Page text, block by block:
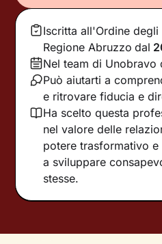
Iscritta all'Ordine
Regione Abruzzo dal
Nel team di Unobravo
Può aiutarti a
e ritrovare fiducia e
Ha scelto questa
nel valore delle
potere trasformativo
a sviluppare
stesse.